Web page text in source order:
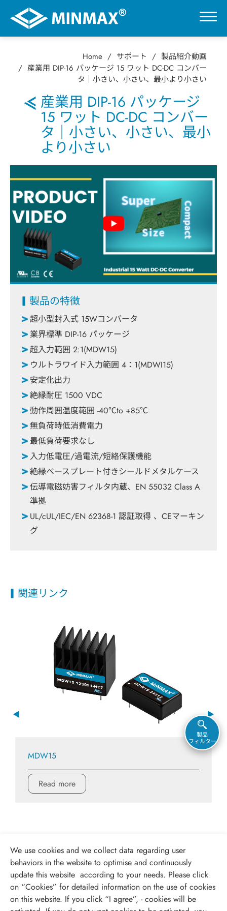
Home サポート
製品紹介動画
産業用 DIP-16 パッケージ 15 ワット DC-DC コンバー
タ｜小さい、小さい、最小より小さい
産業用 DIP-16 パッケージ
15 ワット DC-DC コンバー
タ｜小さい、小さい、最小
より小さい
製品の特徴
超小型封入式 15Wコンバータ
業界標準 DIP-16 パッケージ
超入力範囲 2:1(MDW15)
ウルトラワイド入力範囲 4：1(MDWI15)
安定化出力
絶縁耐圧 1500 VDC
動作周囲温度範囲 -40℃to +85℃
無負荷時低消費電力
最低負荷要求なし
入力低電圧/過電流/短絡保護機能
絶縁ベースプレート付きシールドメタルケース
伝導電磁妨害フィルタ内蔵、EN 55032 Class A
準拠
UL/cUL/IEC/EN 62368-1 認証取得 、CEマーキン
グ
関連リンク
MDW15
Read more
製品
フィルター
0
VR展示ホール
製品情報
サポート
技術ブログ
カタログ
製品紹介動画
会社紹介動画
技術記事
会社情報
最新情報
お問い合わせ
We use cookies and we collect data regarding user
behaviors in the website to optimise and continuously
update this website according to your needs. Please click
on “Cookies” for detailed information on the use of cookies
on this website. If you click “I agree”, - cookies will be